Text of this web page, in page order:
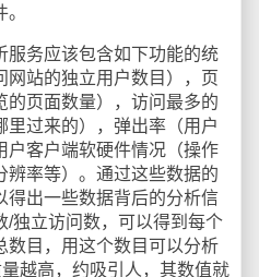
务应该包含如下功能的统
站的独立用户数目），页
的页面数量），访问最多的
里过来的），弹出率（用户
户客户端软硬件情况（操作
辨率等）。通过这些数据的
得出一些数据背后的分析信
/独立访问数，可以得到每个
数目，用这个数目可以分析
量越高，约吸引人，其数值就